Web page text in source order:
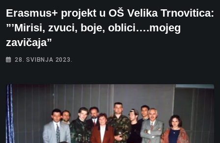
Erasmus+ projekt u OŠ Velika Trnovitica:
”’Mirisi, zvuci, boje, oblici….mojeg
zavičaja”
28. SVIBNJA 2023.